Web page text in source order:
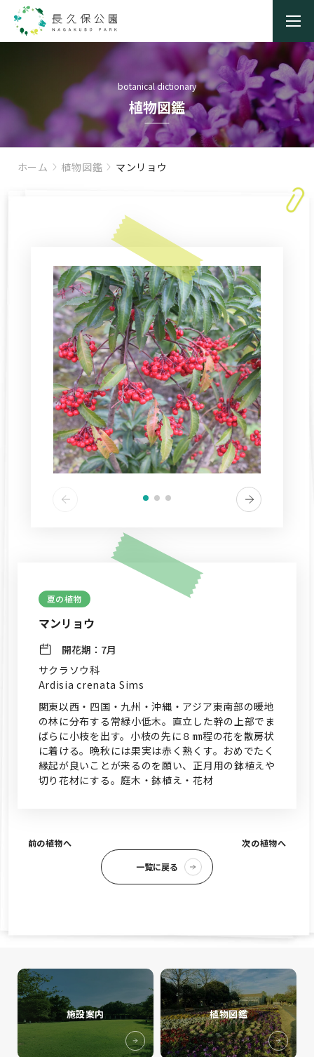
botanical dictionary
植物図鑑
ホーム 植物図鑑 マンリョウ
夏の植物
マンリョウ
開花期： 7月
サクラソウ科
Ardisia crenata Sims
関東以西・四国・九州・沖縄・アジア東南部の暖地
の林に分布する常緑小低木。直立した幹の上部でま
ばらに小枝を出す。小枝の先に８㎜程の花を散房状
に着ける。晩秋には果実は赤く熟くす。おめでたく
縁起が良いことが来るのを願い、正月用の鉢植えや
切り花材にする。庭木・鉢植え・花材
前の植物へ
一覧に戻る
次の植物へ
施設案内 植物図鑑